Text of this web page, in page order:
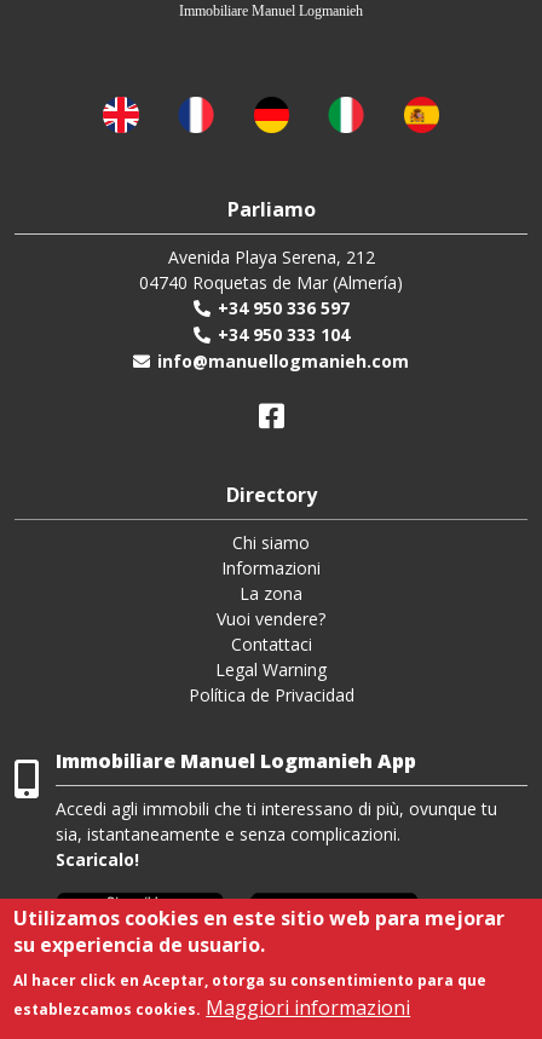
Immobiliare Manuel Logmanieh
Parliamo
Avenida Playa Serena, 212
04740 Roquetas de Mar (Almería)
+34 950 336 597
+34 950 333 104
info@manuellogmanieh.com
Directory
Chi siamo
Informazioni
La zona
Vuoi vendere?
Contattaci
Legal Warning
Política de Privacidad
Immobiliare Manuel Logmanieh App
Accedi agli immobili che ti interessano di più, ovunque tu
sia, istantaneamente e senza complicazioni.
Scaricalo!
Utilizamos cookies en este sitio web para mejorar
su experiencia de usuario.
Al hacer click en Aceptar, otorga su consentimiento para que
establezcamos cookies. Maggiori informazioni